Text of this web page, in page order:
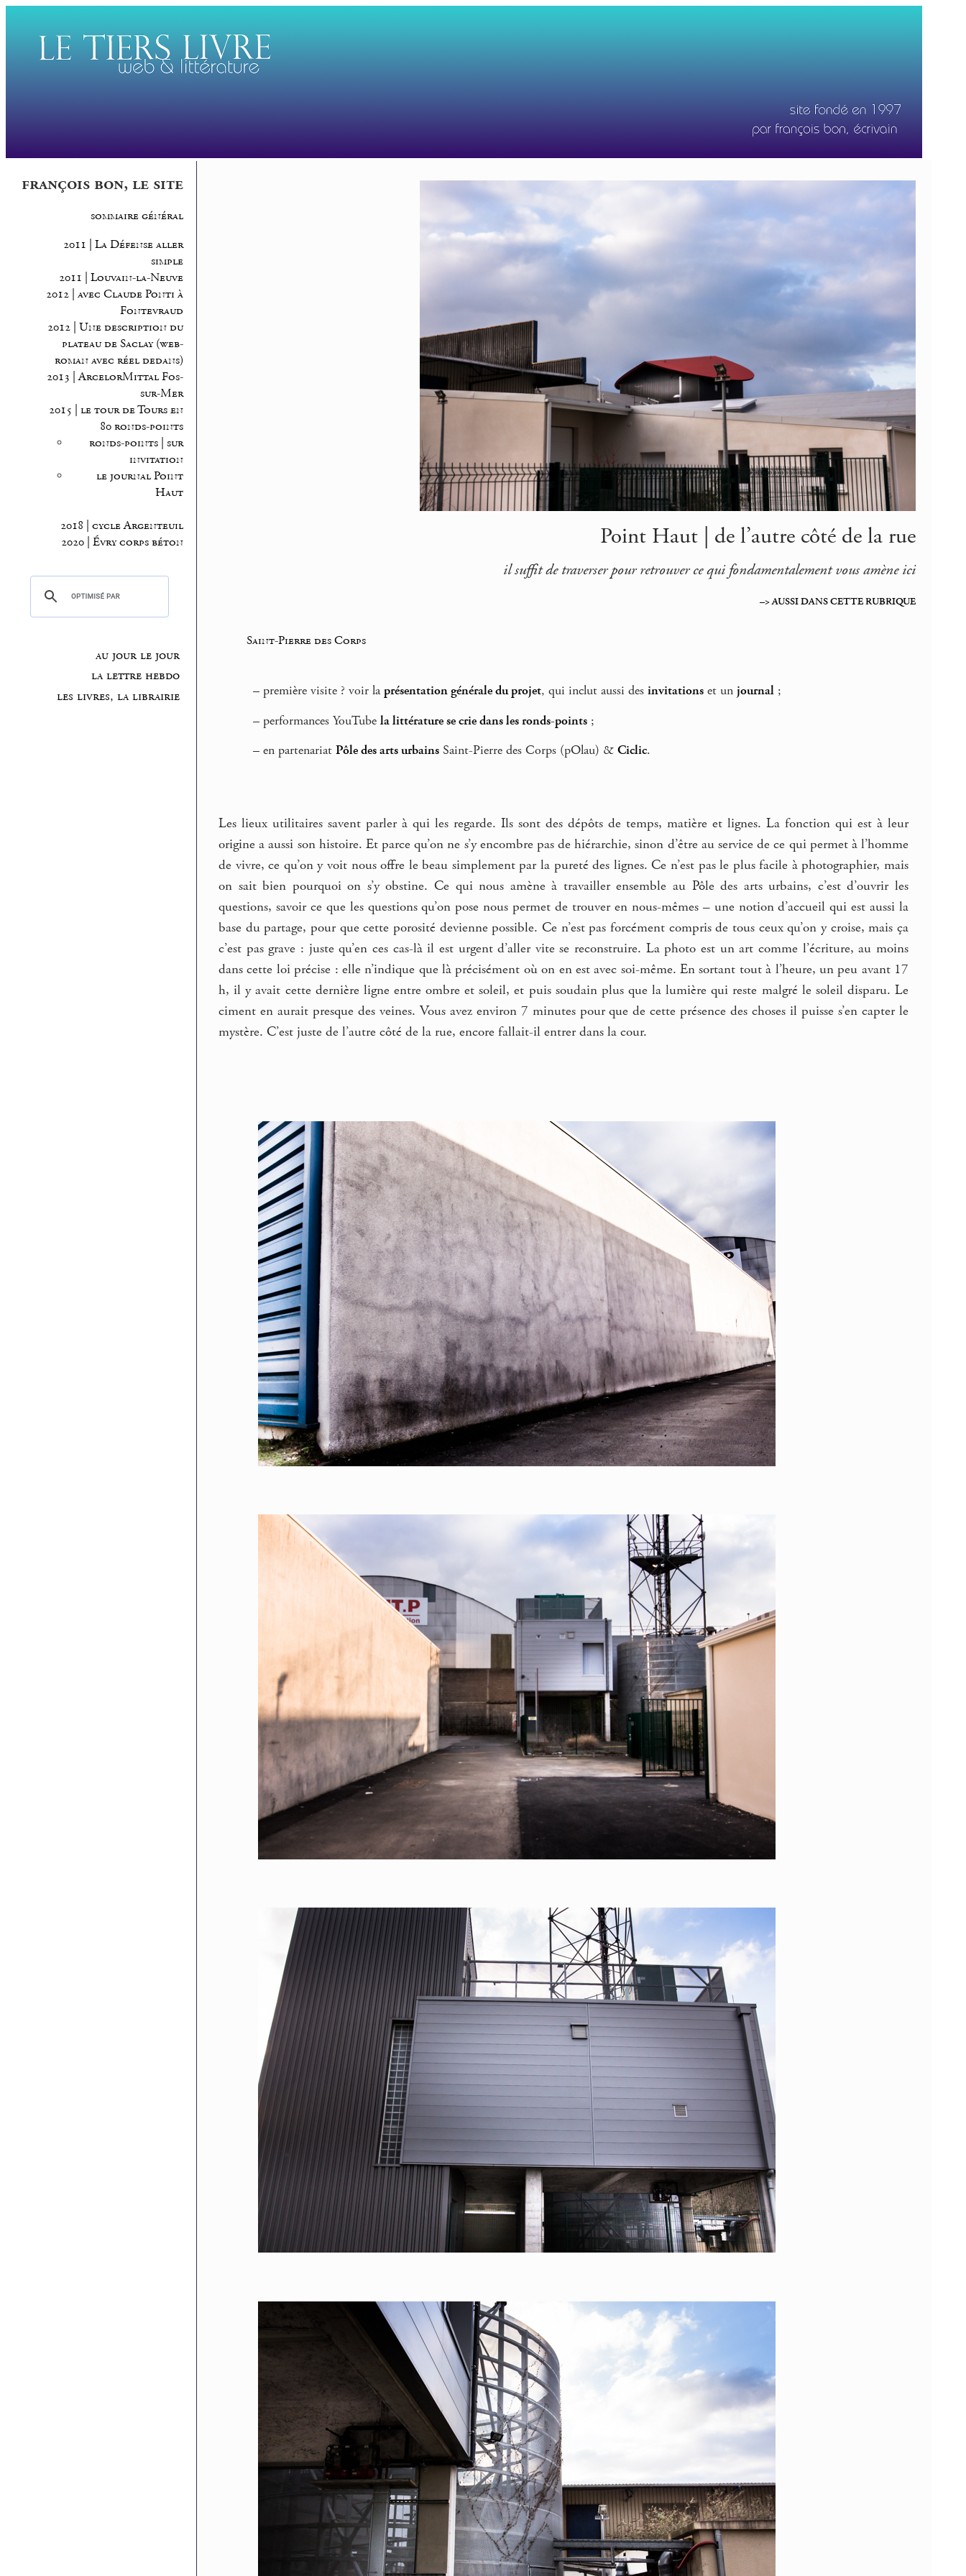
françois bon, le site
sommaire général
2011 | La Défense aller
simple
2011 | Louvain-la-Neuve
2012 | avec Claude Ponti à
Fontevraud
2012 | Une description du
plateau de Saclay (web-
roman avec réel dedans)
2013 | ArcelorMittal Fos-
sur-Mer
2015 | le tour de Tours en
80 ronds-points
ronds-points | sur
invitation
le journal Point
Haut
2018 | cycle Argenteuil
2020 | Évry corps béton
au jour le jour
la lettre hebdo
les livres, la librairie
Point Haut | de l’autre côté de la rue
il suffit de traverser pour retrouver ce qui fondamentalement vous amène ici
–> AUSSI DANS CETTE RUBRIQUE
Saint-Pierre des Corps
– première visite ? voir laprésentation générale du projet, qui inclut aussi des invitations et un journal ;
– performances YouTube la littérature se crie dans les ronds-points ;
– en partenariat Pôle des arts urbains Saint-Pierre des Corps (pOlau) & Ciclic.
Les lieux utilitaires savent parler à qui les regarde. Ils sont des dépôts de temps, matière et lignes. La fonction qui est à leur
origine a aussi son histoire. Et parce qu’on ne s’y encombre pas de hiérarchie, sinon d’être au service de ce qui permet à l’homme
de vivre, ce qu’on y voit nous offre le beau simplement par la pureté des lignes. Ce n’est pas le plus facile à photographier, mais
on sait bien pourquoi on s’y obstine. Ce qui nous amène à travailler ensemble au Pôle des arts urbains, c’est d’ouvrir les
questions, savoir ce que les questions qu’on pose nous permet de trouver en nous-mêmes – une notion d’accueil qui est aussi la
base du partage, pour que cette porosité devienne possible. Ce n’est pas forcément compris de tous ceux qu’on y croise, mais ça
c’est pas grave : juste qu’en ces cas-là il est urgent d’aller vite se reconstruire. La photo est un art comme l’écriture, au moins
dans cette loi précise : elle n’indique que là précisément où on en est avec soi-même. En sortant tout à l’heure, un peu avant 17
h, il y avait cette dernière ligne entre ombre et soleil, et puis soudain plus que la lumière qui reste malgré le soleil disparu. Le
ciment en aurait presque des veines. Vous avez environ 7 minutes pour que de cette présence des choses il puisse s’en capter le
mystère. C’est juste de l’autre côté de la rue, encore fallait-il entrer dans la cour.